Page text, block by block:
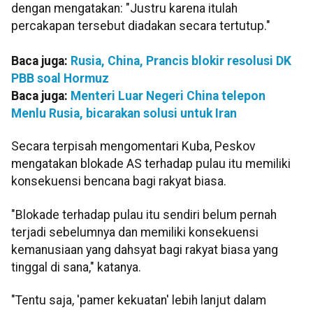
dengan mengatakan: "Justru karena itulah
percakapan tersebut diadakan secara tertutup."
Baca juga: Rusia, China, Prancis blokir resolusi DK
PBB soal Hormuz
Baca juga: Menteri Luar Negeri China telepon
Menlu Rusia, bicarakan solusi untuk Iran
Secara terpisah mengomentari Kuba, Peskov
mengatakan blokade AS terhadap pulau itu memiliki
konsekuensi bencana bagi rakyat biasa.
"Blokade terhadap pulau itu sendiri belum pernah
terjadi sebelumnya dan memiliki konsekuensi
kemanusiaan yang dahsyat bagi rakyat biasa yang
tinggal di sana," katanya.
"Tentu saja, 'pamer kekuatan' lebih lanjut dalam